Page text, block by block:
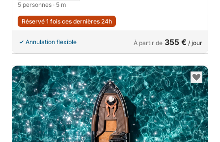
5 personnes · 5 m
Réservé 1 fois ces dernières 24h
Annulation flexible À partir de 355 € / jour